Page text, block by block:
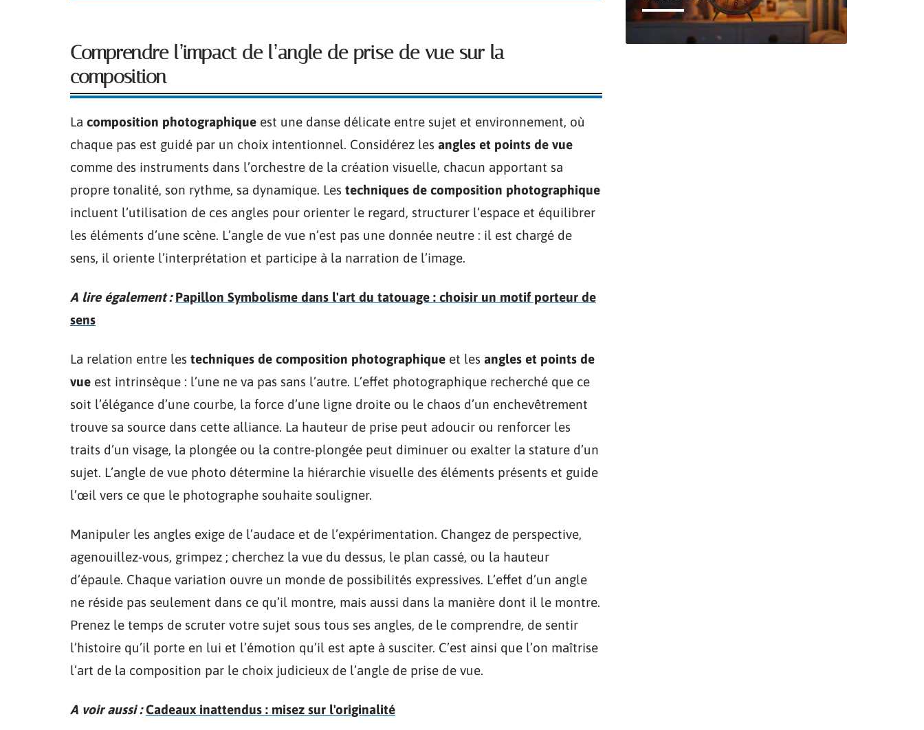
Comprendre l’impact de l’angle de prise de vue sur la
composition
La composition photographique est une danse délicate entre sujet et environnement, où
chaque pas est guidé par un choix intentionnel. Considérez les angles et points de vue
comme des instruments dans l’orchestre de la création visuelle, chacun apportant sa
propre tonalité, son rythme, sa dynamique. Les techniques de composition photographique
incluent l’utilisation de ces angles pour orienter le regard, structurer l’espace et équilibrer
les éléments d’une scène. L’angle de vue n’est pas une donnée neutre : il est chargé de
sens, il oriente l’interprétation et participe à la narration de l’image.
A lire également : Papillon Symbolisme dans l'art du tatouage : choisir un motif porteur de
sens
La relation entre les techniques de composition photographique et les angles et points de
vue est intrinsèque : l’une ne va pas sans l’autre. L’effet photographique recherché que ce
soit l’élégance d’une courbe, la force d’une ligne droite ou le chaos d’un enchevêtrement
trouve sa source dans cette alliance. La hauteur de prise peut adoucir ou renforcer les
traits d’un visage, la plongée ou la contre-plongée peut diminuer ou exalter la stature d’un
sujet. L’angle de vue photo détermine la hiérarchie visuelle des éléments présents et guide
l’œil vers ce que le photographe souhaite souligner.
Manipuler les angles exige de l’audace et de l’expérimentation. Changez de perspective,
agenouillez-vous, grimpez ; cherchez la vue du dessus, le plan cassé, ou la hauteur
d’épaule. Chaque variation ouvre un monde de possibilités expressives. L’effet d’un angle
ne réside pas seulement dans ce qu’il montre, mais aussi dans la manière dont il le montre.
Prenez le temps de scruter votre sujet sous tous ses angles, de le comprendre, de sentir
l’histoire qu’il porte en lui et l’émotion qu’il est apte à susciter. C’est ainsi que l’on maîtrise
l’art de la composition par le choix judicieux de l’angle de prise de vue.
A voir aussi : Cadeaux inattendus : misez sur l'originalité